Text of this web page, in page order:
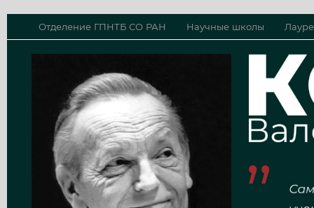
Отделение ГПНТБ СО РАН Научные школы